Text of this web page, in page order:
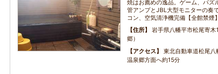
焼はお薦めの逸品。ゲーム、パズ
管アンプとJBL大型モニターの奏
コン、空気清浄機完備【全館禁煙
住所
岩手県八幡平市松尾寄
郷）
アクセス
東北自動車道松尾
温泉郷方面へ約15分